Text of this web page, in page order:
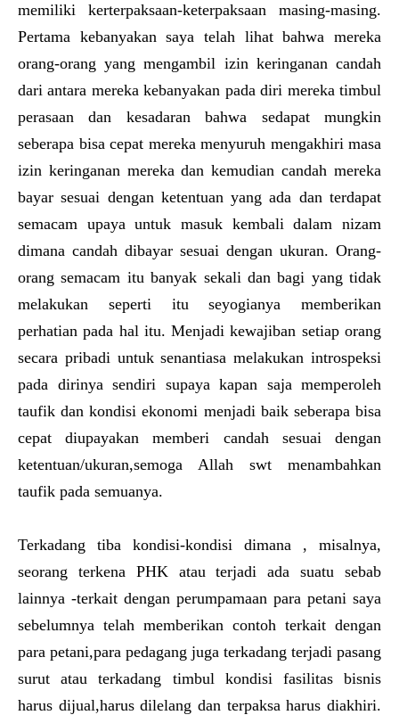
memiliki kerterpaksaan-keterpaksaan masing-masing.
Pertama kebanyakan saya telah lihat bahwa mereka
orang-orang yang mengambil izin keringanan candah
dari antara mereka kebanyakan pada diri mereka timbul
perasaan dan kesadaran bahwa sedapat mungkin
seberapa bisa cepat mereka menyuruh mengakhiri masa
izin keringanan mereka dan kemudian candah mereka
bayar sesuai dengan ketentuan yang ada dan terdapat
semacam upaya untuk masuk kembali dalam nizam
dimana candah dibayar sesuai dengan ukuran. Orang-
orang semacam itu banyak sekali dan bagi yang tidak
melakukan seperti itu seyogianya memberikan
perhatian pada hal itu. Menjadi kewajiban setiap orang
secara pribadi untuk senantiasa melakukan introspeksi
pada dirinya sendiri supaya kapan saja memperoleh
taufik dan kondisi ekonomi menjadi baik seberapa bisa
cepat diupayakan memberi candah sesuai dengan
ketentuan/ukuran,semoga Allah swt menambahkan
taufik pada semuanya.
Terkadang tiba kondisi-kondisi dimana , misalnya,
seorang terkena PHK atau terjadi ada suatu sebab
lainnya -terkait dengan perumpamaan para petani saya
sebelumnya telah memberikan contoh terkait dengan
para petani,para pedagang juga terkadang terjadi pasang
surut atau terkadang timbul kondisi fasilitas bisnis
harus dijual,harus dilelang dan terpaksa harus diakhiri.